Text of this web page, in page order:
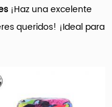
¡Haz una excelente
queridos! ¡Ideal para
el caluroso
ofrece muchos